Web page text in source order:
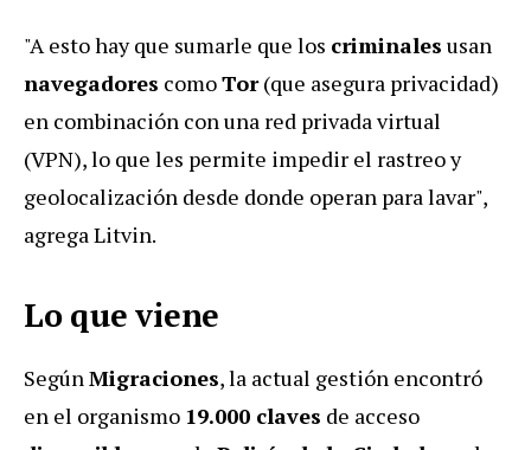
"A esto hay que sumarle que los criminales usan
navegadores comoTor(que asegura privacidad)
en combinación con una red privada virtual
(VPN), lo que les permite impedir el rastreo y
geolocalización desde donde operan para lavar",
agrega Litvin.
Lo que viene
SegúnMigraciones, la actual gestión encontró
en el organismo 19.000 claves de acceso